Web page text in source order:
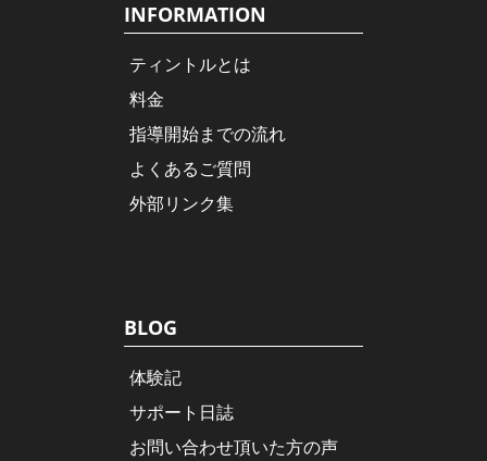
INFORMATION
ティントルとは
料金
指導開始までの流れ
よくあるご質問
外部リンク集
BLOG
体験記
サポート日誌
お問い合わせ頂いた方の声